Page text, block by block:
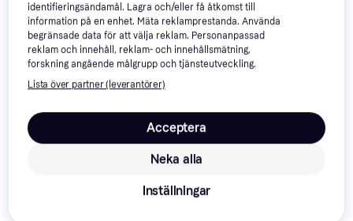
4 439 kr
Från 1 529 kr/mån
2 butiker
1 599 kr
2 butiker
identifieringsändamål. Lagra och/eller få åtkomst till
information på en enhet. Mäta reklamprestanda. Använda
begränsade data för att välja reklam. Personanpassad
reklam och innehåll, reklam- och innehållsmätning,
forskning angående målgrupp och tjänsteutveckling.
Lista över partner (leverantörer)
Neka alla
Acceptera
Inställningar